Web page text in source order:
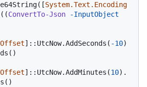
System.Text.Encoding
ConvertTo-Json
-InputObject
]::UtcNow.AddSeconds( -10)
]::UtcNow.AddMinutes(10).